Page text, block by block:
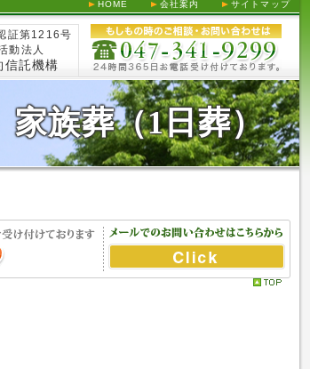
HOME 会社案内 サイトマップ
証第1216号
動法人
信託機構
族葬（1日葬）